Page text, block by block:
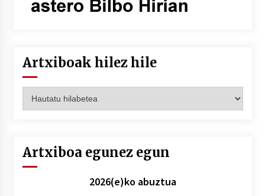
Artxiboak hilez hile
hilez
Artxiboa egunez egun
2026(e)ko abuztua